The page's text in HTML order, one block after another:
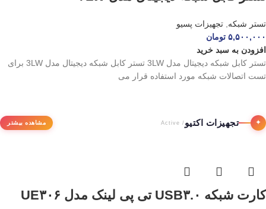
تستر شبکه تجهیزات پسیو
۵,۵۰۰,۰۰۰ تومان
افزودن به سبد خرید
تستر کابل شبکه دیجیتال مدل 3LW تستر کابل شبکه دیجیتال مدل 3LW برای
تست اتصالات شبکه مورد استفاده قرار می
✦ تجهیزات اکتیو / Active مشاهده بیشتر
کارت شبکه USB۳.۰ تی پی لینک مدل UE۳۰۶